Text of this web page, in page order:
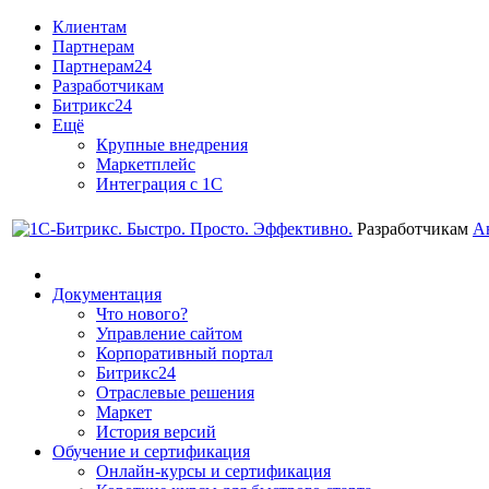
Клиентам
Партнерам
Партнерам24
Разработчикам
Битрикс24
Ещё
Крупные внедрения
Маркетплейс
Интеграция с 1С
Разработчикам
Документация
Что нового?
Управление сайтом
Корпоративный портал
Битрикс24
Отраслевые решения
Маркет
История версий
Обучение и сертификация
Онлайн-курсы и сертификация